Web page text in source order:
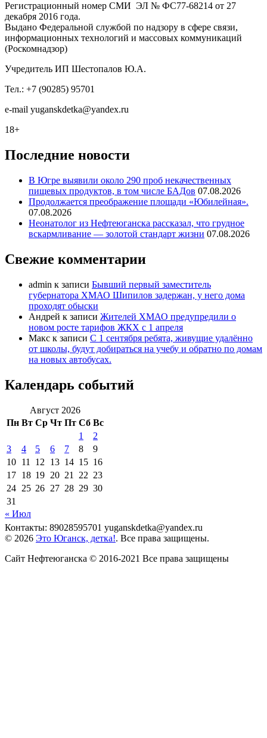
Регистрационный номер СМИ ЭЛ № ФС77-68214 от 27
декабря 2016 года.
Выдано Федеральной службой по надзору в сфере связи,
информационных технологий и массовых коммуникаций
(Роскомнадзор)
Учредитель ИП Шестопалов Ю.А.
Тел.: +7 (90285) 95701
e-mail yuganskdetka@yandex.ru
18+
Последние новости
В Югре выявили около 290 проб некачественных
пищевых продуктов, в том числе БАДов 07.08.2026
Продолжается преображение площади «Юбилейная».
07.08.2026
Неонатолог из Нефтеюганска рассказал, что грудное
вскармливание — золотой стандарт жизни 07.08.2026
Свежие комментарии
admin к записи Бывший первый заместитель
губернатора ХМАО Шипилов задержан, у него дома
проходят обыски
Андрей к записи Жителей ХМАО предупредили о
новом росте тарифов ЖКХ с 1 апреля
Макс к записи С 1 сентября ребята, живущие удалённо
от школы, будут добираться на учебу и обратно по домам
на новых автобусах.
Календарь событий
Август 2026
Пн Вт Ср Чт Пт Сб Вс
1
2
3
4 5 6 7 8
9
10 11 12 13 14 15 16
17 18 19 20 21 22 23
24 25 26 27 28 29 30
31
« Июл
Контакты: 89028595701 yuganskdetka@yandex.ru
© 2026 Это Юганск, детка!. Все права защищены.
Сайт Нефтеюганска © 2016-2021 Все права защищены